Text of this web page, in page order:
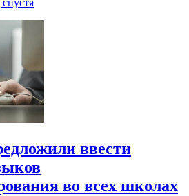
спустя
ввести
во всех школах